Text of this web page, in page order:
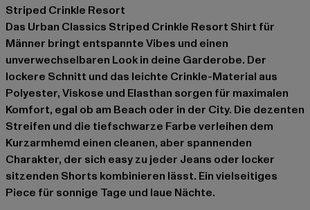
Striped Crinkle Resort
Das Urban Classics Striped Crinkle Resort Shirt für
Männer bringt entspannte Vibes und einen
unverwechselbaren Look in deine Garderobe. Der
lockere Schnitt und das leichte Crinkle-Material aus
Polyester, Viskose und Elasthan sorgen für maximalen
Komfort, egal ob am Beach oder in der City. Die dezenten
Streifen und die tiefschwarze Farbe verleihen dem
Kurzarmhemd einen cleanen, aber spannenden
Charakter, der sich easy zu jeder Jeans oder locker
sitzenden Shorts kombinieren lässt. Ein vielseitiges
Piece für sonnige Tage und laue Nächte.